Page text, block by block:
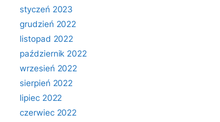
styczeń 2023
grudzień 2022
listopad 2022
październik 2022
wrzesień 2022
sierpień 2022
lipiec 2022
czerwiec 2022